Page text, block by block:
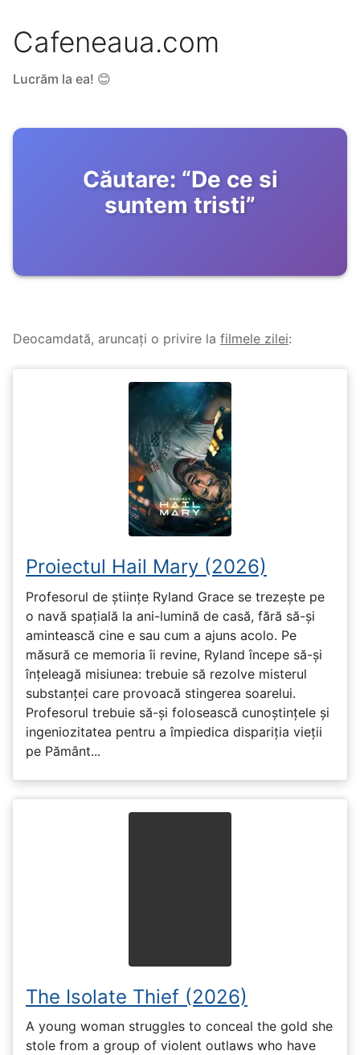
Cafeneaua.com
Lucrăm la ea! 😊
Căutare: “De ce si
suntem tristi”
Deocamdată, aruncați o privire la filmele zilei:
Proiectul Hail Mary (2026)
Profesorul de științe Ryland Grace se trezește pe
o navă spațială la ani-lumină de casă, fără să-și
amintească cine e sau cum a ajuns acolo. Pe
măsură ce memoria îi revine, Ryland începe să-și
înțeleagă misiunea: trebuie să rezolve misterul
substanței care provoacă stingerea soarelui.
Profesorul trebuie să-și folosească cunoștințele și
ingeniozitatea pentru a împiedica dispariția vieții
pe Pământ...
The Isolate Thief (2026)
A young woman struggles to conceal the gold she
stole from a group of violent outlaws who have